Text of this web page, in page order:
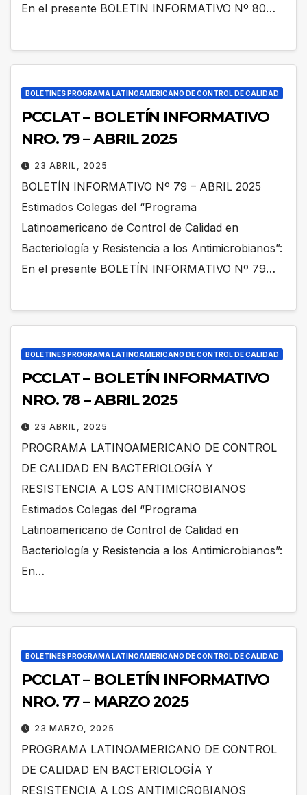
En el presente BOLETIN INFORMATIVO Nº 80…
BOLETINES PROGRAMA LATINOAMERICANO DE CONTROL DE CALIDAD
PCCLAT – BOLETÍN INFORMATIVO
NRO. 79 – ABRIL 2025
23 ABRIL, 2025
BOLETÍN INFORMATIVO Nº 79 – ABRIL 2025
Estimados Colegas del “Programa
Latinoamericano de Control de Calidad en
Bacteriología y Resistencia a los Antimicrobianos”:
En el presente BOLETÍN INFORMATIVO Nº 79…
BOLETINES PROGRAMA LATINOAMERICANO DE CONTROL DE CALIDAD
PCCLAT – BOLETÍN INFORMATIVO
NRO. 78 – ABRIL 2025
23 ABRIL, 2025
PROGRAMA LATINOAMERICANO DE CONTROL
DE CALIDAD EN BACTERIOLOGÍA Y
RESISTENCIA A LOS ANTIMICROBIANOS
Estimados Colegas del “Programa
Latinoamericano de Control de Calidad en
Bacteriología y Resistencia a los Antimicrobianos”:
En…
BOLETINES PROGRAMA LATINOAMERICANO DE CONTROL DE CALIDAD
PCCLAT – BOLETÍN INFORMATIVO
NRO. 77 – MARZO 2025
23 MARZO, 2025
PROGRAMA LATINOAMERICANO DE CONTROL
DE CALIDAD EN BACTERIOLOGÍA Y
RESISTENCIA A LOS ANTIMICROBIANOS